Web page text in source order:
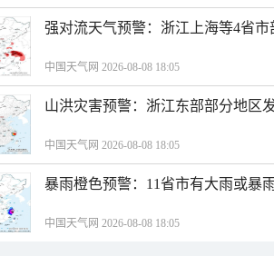
强对流天气预警：浙江上海等4省
中国天气网 2026-08-08 18:05
山洪灾害预警：浙江东部部分地区
中国天气网 2026-08-08 18:05
暴雨橙色预警：11省市有大雨或暴
中国天气网 2026-08-08 18:05